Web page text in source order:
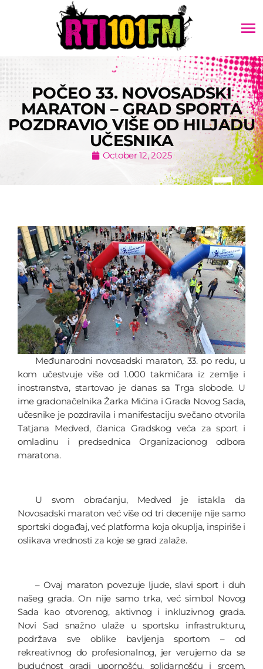
menu
POČEO 33. NOVOSADSKI
MARATON – GRAD SPORTA
POZDRAVIO VIŠE OD HILJADU
UČESNIKA
October 12, 2025
Međunarodni novosadski maraton, 33. po redu, u
kom učestvuje više od 1.000 takmičara iz zemlje i
inostranstva, startovao je danas sa Trga slobode. U
ime gradonačelnika Žarka Mićina i Grada Novog Sada,
učesnike je pozdravila i manifestaciju svečano otvorila
Tatjana Medved, članica Gradskog veća za sport i
omladinu i predsednica Organizacionog odbora
maratona.
U svom obraćanju, Medved je istakla da
Novosadski maraton već više od tri decenije nije samo
sportski događaj, već platforma koja okuplja, inspiriše i
oslikava vrednosti za koje se grad zalaže.
– Ovaj maraton povezuje ljude, slavi sport i duh
našeg grada. On nije samo trka, već simbol Novog
Sada kao otvorenog, aktivnog i inkluzivnog grada.
Novi Sad snažno ulaže u sportsku infrastrukturu,
podržava sve oblike bavljenja sportom – od
rekreativnog do profesionalnog, jer verujemo da se
budućnost gradi upornošću, solidarnošću i srcem.